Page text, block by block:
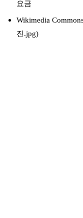
요금
Wikimedia
진.jpg)